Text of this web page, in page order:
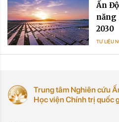
Ấn
năng lượng
2030
TƯ LIỆU
Trung tâm Nghiên cứu
Học viện Chính trị quốc